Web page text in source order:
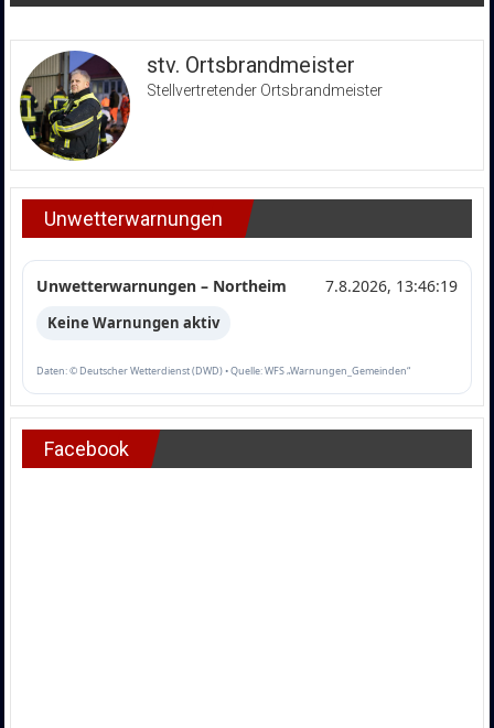
stv. Ortsbrandmeister
Stellvertretender Ortsbrandmeister
Unwetterwarnungen
Unwetterwarnungen – Northeim 7.8.2026, 13:46:19
Keine Warnungen aktiv
Daten: © Deutscher Wetterdienst (DWD) • Quelle: WFS „Warnungen_Gemeinden“
Facebook